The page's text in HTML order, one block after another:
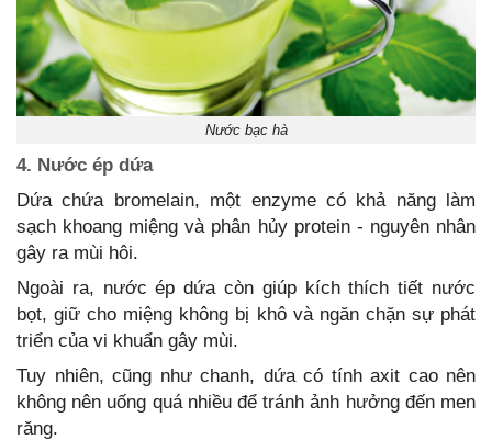
Nước bạc hà
4. Nước ép dứa
Dứa chứa bromelain, một enzyme có khả năng làm
sạch khoang miệng và phân hủy protein - nguyên nhân
gây ra mùi hôi.
Ngoài ra, nước ép dứa còn giúp kích thích tiết nước
bọt, giữ cho miệng không bị khô và ngăn chặn sự phát
triển của vi khuẩn gây mùi.
Tuy nhiên, cũng như chanh, dứa có tính axit cao nên
không nên uống quá nhiều để tránh ảnh hưởng đến men
răng.